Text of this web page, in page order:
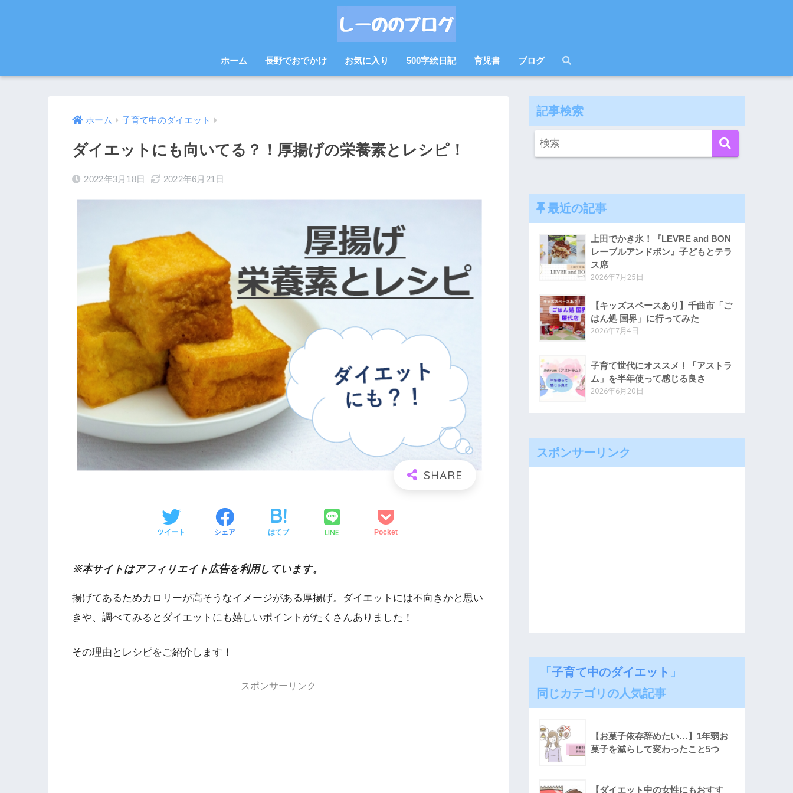
ホーム 長野でおでかけ お気に入り 500字絵日記 育児書 ブログ
ホーム 子育て中のダイエット
ダイエットにも向いてる？！厚揚げの栄養素とレシピ！
2022年3月18日 2022年6月21日
ツイート シェア はてブ LINE Pocket
※本サイトはアフィリエイト広告を利用しています。
揚げてあるためカロリーが高そうなイメージがある厚揚げ。ダイエットには不向きかと思い
きや、調べてみるとダイエットにも嬉しいポイントがたくさんありました！
その理由とレシピをご紹介します！
スポンサーリンク
記事検索
最近の記事
上田でかき氷！『LEVRE and BON
レーブルアンドボン』子どもとテラ
ス席
2026年7月25日
【キッズスペースあり】千曲市「ご
はん処 国界」に行ってみた
2026年7月4日
子育て世代にオススメ！「アストラ
ム」を半年使って感じる良さ
2026年6月20日
スポンサーリンク
「子育て中のダイエット 」
同じカテゴリの人気記事
【お菓子依存辞めたい…】1年弱お
菓子を減らして変わったこと5つ
【ダイエット中の女性にもおすす